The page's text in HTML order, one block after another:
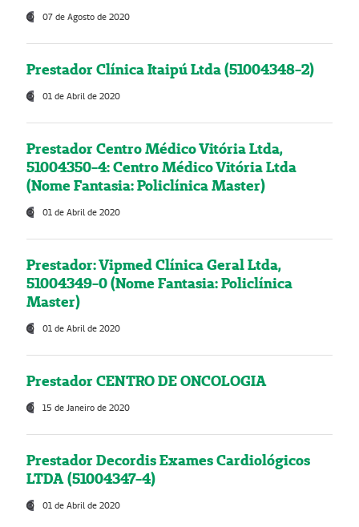
07 de Agosto de 2020
Prestador Clínica Itaipú Ltda (51004348-2)
01 de Abril de 2020
Prestador Centro Médico Vitória Ltda,
51004350-4: Centro Médico Vitória Ltda
(Nome Fantasia: Policlínica Master)
01 de Abril de 2020
Prestador: Vipmed Clínica Geral Ltda,
51004349-0 (Nome Fantasia: Policlínica
Master)
01 de Abril de 2020
Prestador CENTRO DE ONCOLOGIA
15 de Janeiro de 2020
Prestador Decordis Exames Cardiológicos
LTDA (51004347-4)
01 de Abril de 2020